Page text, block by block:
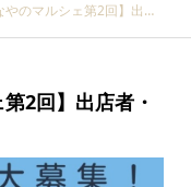
シェ第2回】出店者・協賛者大募集！
2回】出店者・